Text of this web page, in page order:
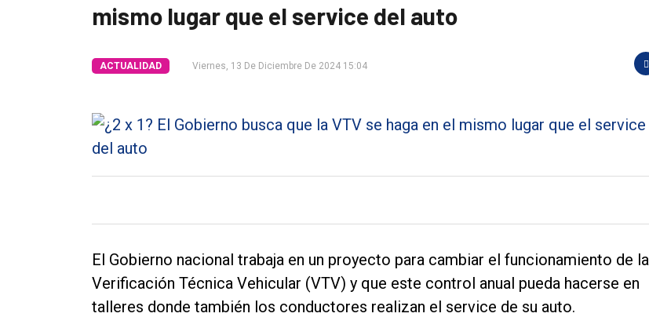
Tendencia
Deportes
Fúnebres
Empresa
mismo lugar que el service del auto
ACTUALIDAD Viernes, 13 De Diciembre De 2024 15:04
El Gobierno nacional trabaja en un proyecto para cambiar el funcionamiento de la
Verificación Técnica Vehicular (VTV) y que este control anual pueda hacerse en
talleres donde también los conductores realizan el service de su auto.